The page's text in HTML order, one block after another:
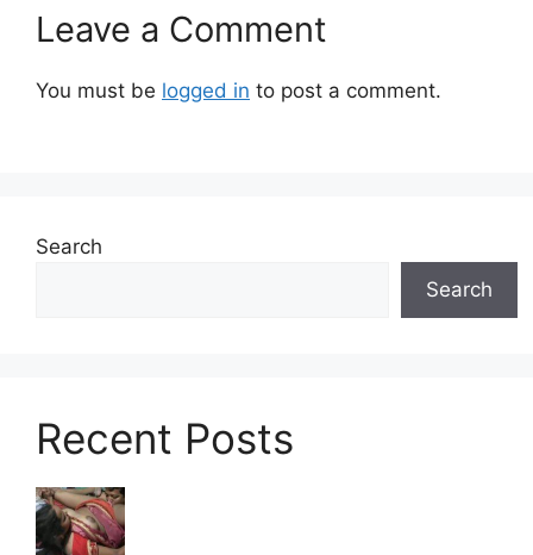
Leave a Comment
You must be logged in to post a comment.
Search
Search
Recent Posts